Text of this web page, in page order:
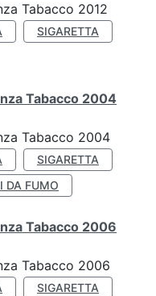
Tabacco 2012
SIGARETTA
Tabacco 2004
Tabacco 2004
SIGARETTA
DA FUMO
Tabacco 2006
Tabacco 2006
SIGARETTA